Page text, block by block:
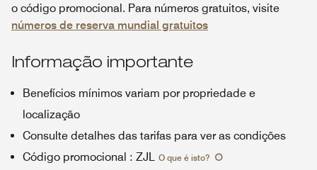
o código promocional. Para números gratuitos, visite
números de reserva mundial gratuitos
Informação importante
Benefícios mínimos variam por propriedade e
localização
Consulte detalhes das tarifas para ver as condições
Código promocional : ZJL O que é isto?